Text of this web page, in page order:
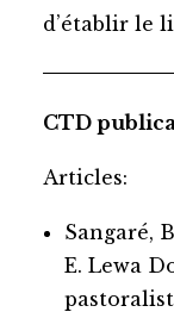
d’établir le
CTD
Articles:
Sangaré,
E. Lewa